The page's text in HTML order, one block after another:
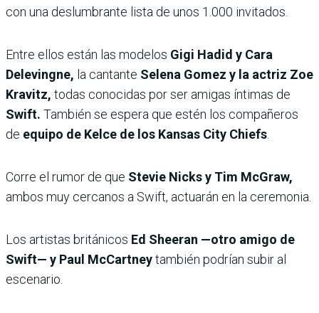
con una deslumbrante lista de unos 1.000 invitados.
Entre ellos están las modelos Gigi Hadid y Cara
Delevingne, la cantante Selena Gomez y la actriz Zoe
Kravitz, todas conocidas por ser amigas íntimas de
Swift. También se espera que estén los compañeros
de equipo de Kelce de los Kansas City Chiefs
Corre el rumor de que Stevie Nicks y Tim McGraw,
ambos muy cercanos a Swift, actuarán en la ceremonia.
Los artistas británicos Ed Sheeran —otro amigo de
Swift— y Paul McCartneytambién podrían subir al
escenario.